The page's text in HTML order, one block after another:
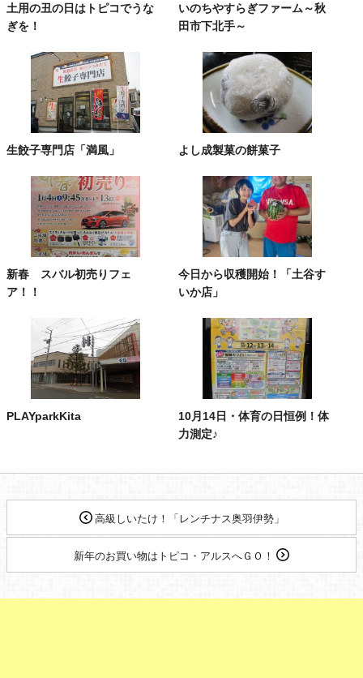
土用の丑の日はトピコでうな
ぎを！
いのちやすらぎファーム～秋
田市下北手～
生餃子専門店「満風」 よし成製菓の餅菓子
新春 スバル初売りフェ
ア！！
今日から収穫開始！「土谷す
いか店」
PLAYparkKita
10月14日・体育の日恒例！体
力測定♪
高級しいたけ！「レンチナス奥羽伊勢」
新年のお買い物はトピコ・アルスへＧＯ！